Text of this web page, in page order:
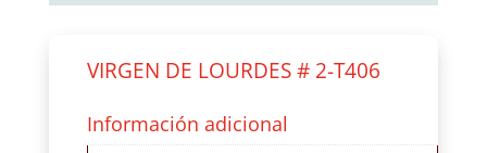
VIRGEN DE LOURDES # 2-T406
Información adicional